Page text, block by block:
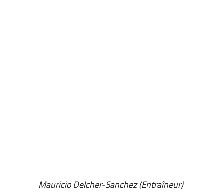
Mauricio Delcher-Sanchez (Entraîneur)